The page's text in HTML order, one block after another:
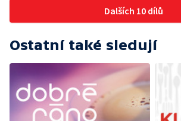
Tinková — Pražské jaro
Marko Ivanović
Dalších 10 dílů
Ostatní také sledují